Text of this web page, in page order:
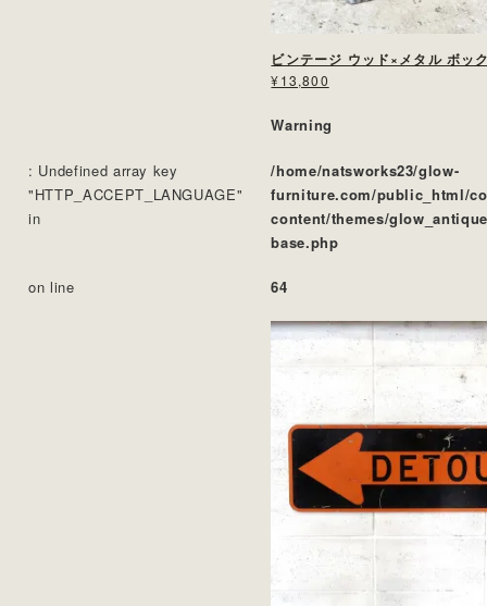
ビンテージ ウッド×メタル ボッ
¥13,800
Warning
: Undefined array key
"HTTP_ACCEPT_LANGUAGE"
in
/home/natsworks23/glow-
furniture.com/public_html/
content/themes/
base.php
on line 64